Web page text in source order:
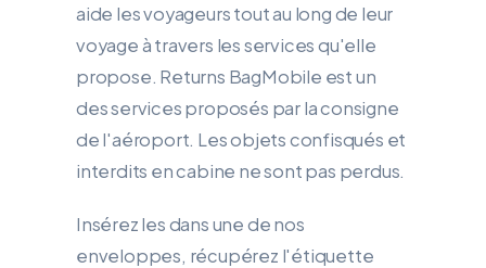
aide les voyageurs tout au long de leur
voyage à travers les services qu'elle
propose. Returns BagMobile est un
des services proposés par la consigne
de l'aéroport. Les objets confisqués et
interdits en cabine ne sont pas perdus.
Insérez les dans une de nos
enveloppes, récupérez l'étiquette